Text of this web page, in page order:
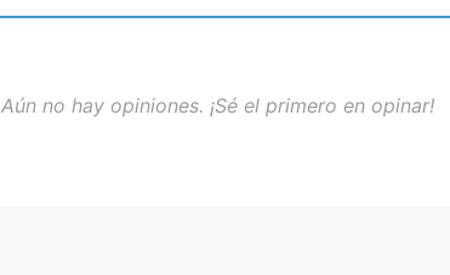
Aún no hay opiniones. ¡Sé el primero en opinar!